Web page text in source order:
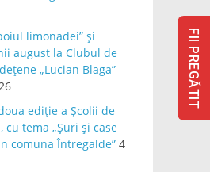
limonadei” și
august la Clubul de
„Lucian Blaga”
ediție a Școlii de
cu tema „Șuri și case
comuna Întregalde” 4
FII PREGĂTIT